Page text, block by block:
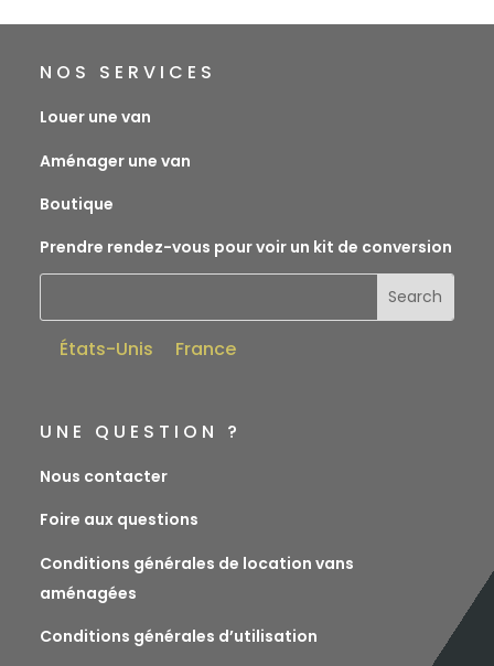
NOS SERVICES
Louer une van
Aménager une van
Boutique
Prendre rendez-vous pour voir un kit de conversion
États-Unis France
UNE QUESTION ?
Nous contacter
Foire aux questions
Conditions générales de location vans
aménagées
Conditions générales d’utilisation